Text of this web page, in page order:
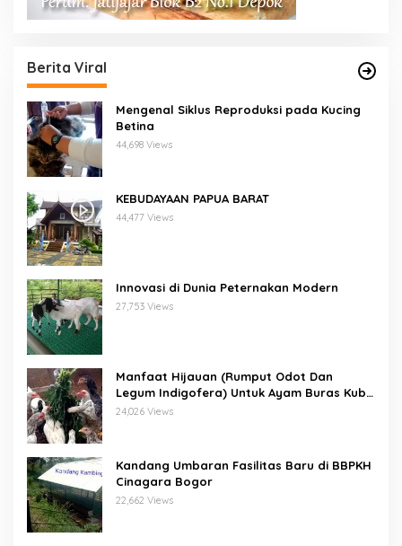
Berita Viral
Mengenal Siklus Reproduksi pada Kucing
Betina
44,698 Views
KEBUDAYAAN PAPUA BARAT
44,477 Views
Innovasi di Dunia Peternakan Modern
27,753 Views
Manfaat Hijauan (Rumput Odot Dan
Legum Indigofera) Untuk Ayam Buras Kub
Dan Sensi
24,026 Views
Kandang Umbaran Fasilitas Baru di BBPKH
Cinagara Bogor
22,662 Views